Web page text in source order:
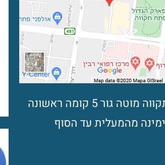
פתח תקווה מוטה גור 5 קומה ראשונה
ימינה מהמעלית עד הסוף